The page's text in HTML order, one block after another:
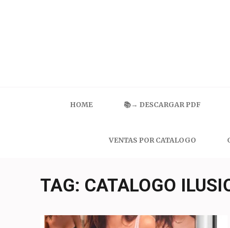
HOME 📚→ DESCARGAR PDF
VENTAS POR CATALOGO
TAG: CATALOGO